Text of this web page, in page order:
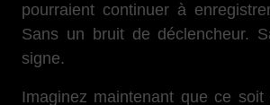
pourraient continuer à
Sans un bruit de déclencheur.
signe.
Imaginez maintenant que ce